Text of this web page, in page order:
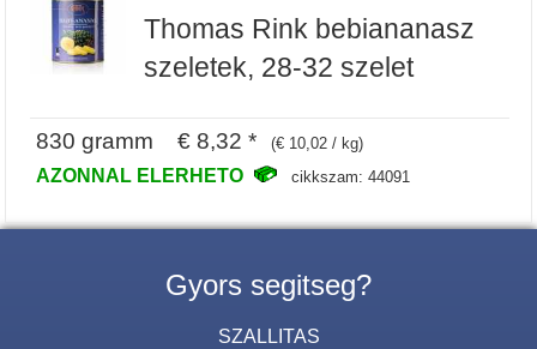
Thomas Rink bebiananasz
szeletek, 28-32 szelet
830 gramm € 8,32 * (€ 10,02 / kg)
AZONNAL ELERHETO cikkszam: 44091
Gyors segitseg?
SZALLITAS